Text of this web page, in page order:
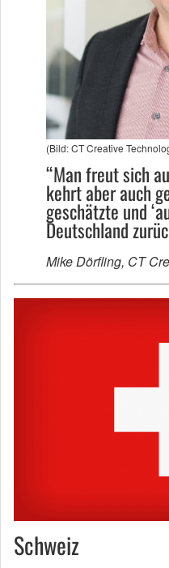
(Bild: CT Creative
“Man freut sich
kehrt aber auch
geschätzte und
Deutschland
Mike Dörfling, CT
Schweiz